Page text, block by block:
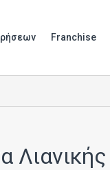
Franchise
Λιανικής